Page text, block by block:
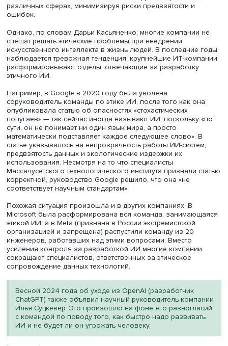
Фото: iStock
По ее словам, концепция Responsible AI
искусственного интеллекта) становится все более
этическую ответственность в разработке ИИ-систем,
гарантируя, что их использование не принесет вреда
обществу. В рамках этой тенденции развивается идея
Superalignment. «Это выравнивание системы таким
чтобы она соответствовала нашей этике и пониманию
что происходит с людьми. Мы должны сделать такую
которая будет супервыравнивать все это», —
спикер. Этические команды, разрабатывающие
подходы, занимаются тем, чтобы ИИ корректно
различных сферах, минимизируя риски предвзятости и
ошибок.
Однако, по словам Дарьи Касьяненко, многие
спешат решать этические проблемы при внедрении
искусственного интеллекта в жизнь людей. В
наблюдается тревожная тенденция: крупнейшие ИТ-
расформировывают отделы, отвечающие за
этичного ИИ.
Например, в Google в 2020 году была уволена
соруководитель команды по этике ИИ, после того как
опубликовала статью об опасностях «стохастических
попугаев» — так сейчас иногда называют ИИ,
сути, он не понимает ни один язык мира, а просто
математически подставляет каждое следующее слово».